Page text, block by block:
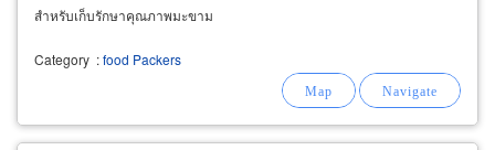
สำหรับเก็บรักษาคุณภาพมะขาม
Category :food Packers